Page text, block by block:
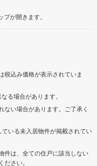
が開きます。
税込み価格が表示されていま
る場合があります。
ない場合があります。ご了承く
ている未入居物件が掲載されてい
件は、全ての住戸に該当しない
さい。